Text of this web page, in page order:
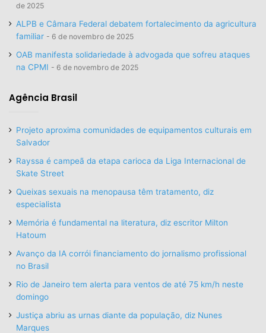
de 2025
ALPB e Câmara Federal debatem fortalecimento da agricultura
familiar
6 de novembro de 2025
OAB manifesta solidariedade à advogada que sofreu ataques
na CPMI
6 de novembro de 2025
Agência Brasil
Projeto aproxima comunidades de equipamentos culturais em
Salvador
Rayssa é campeã da etapa carioca da Liga Internacional de
Skate Street
Queixas sexuais na menopausa têm tratamento, diz
especialista
Memória é fundamental na literatura, diz escritor Milton
Hatoum
Avanço da IA corrói financiamento do jornalismo profissional
no Brasil
Rio de Janeiro tem alerta para ventos de até 75 km/h neste
domingo
Justiça abriu as urnas diante da população, diz Nunes
Marques